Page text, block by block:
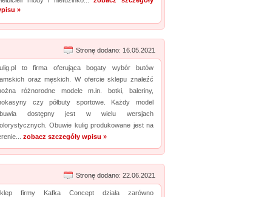
»
Stronę dodano: 16.05.2021
to firma oferująca bogaty wybór butów
oraz męskich. W ofercie sklepu znaleźć
różnorodne modele m.in. botki, baleriny,
czy półbuty sportowe. Każdy model
dostępny jest w wielu wersjach
Obuwie kulig produkowane jest na
zobacz szczegóły wpisu »
Stronę dodano: 22.06.2021
firmy Kafka Concept działa zarówno